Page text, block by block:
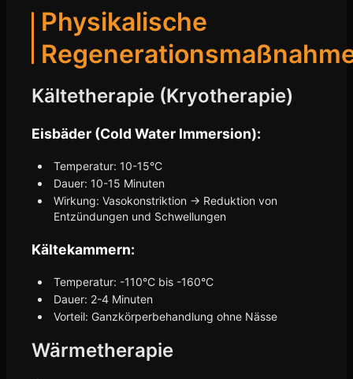
Physikalische
Kältetherapie (Kryotherapie)
Eisbäder (Cold Water Immersion):
Temperatur: 10-15°C
Dauer: 10-15 Minuten
Wirkung: Vasokonstriktion → Reduktion von
Entzündungen und Schwellungen
Kältekammern:
Temperatur: -110°C bis -160°C
Dauer: 2-4 Minuten
Vorteil: Ganzkörperbehandlung ohne Nässe
Wärmetherapie